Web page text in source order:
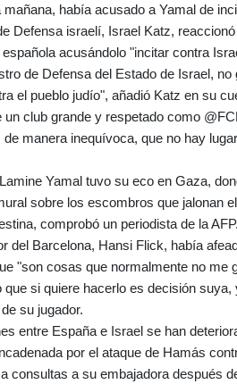
mañana, había acusado a Yamal de
Defensa israelí, Israel Katz,
acusándolo "incitar contra
de Defensa del Estado de Israel,
el pueblo judío", añadió Katz en su
un club grande y respetado como
de manera inequívoca, que no hay
Yamal tuvo su eco en Gaza,
sobre los escombros que jalonan
comprobó un periodista de la AFP.
del Barcelona, Hansi Flick, había
"son cosas que normalmente no me
que si quiere hacerlo es decisión
su jugador.
entre España e Israel se han
por el ataque de Hamás
consultas a su embajadora después